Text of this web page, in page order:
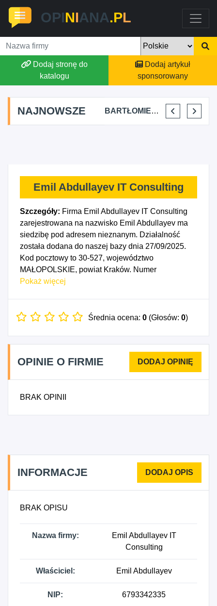
OPINIANA.PL
Dodaj stronę do
katalogu
Dodaj artykuł
sponsorowany
NAJNOWSZE
FJK-IT FILIP SZYMAŃSKI BARTŁOMIEJ DYLIK CLOUDY AFFAIRS INTERNATIONAL KRYSTIAN PISULA
Emil Abdullayev IT Consulting
Szczegóły: Firma Emil Abdullayev IT Consulting
zarejestrowana na nazwisko Emil Abdullayev ma
siedzibę pod adresem nieznanym. Działalność
została dodana do naszej bazy dnia 27/09/2025.
Kod pocztowy to 30-527, województwo
MAŁOPOLSKIE, powiat Kraków. Numer
Identyfikacji Podatkowej NIP to 6793342335, a
rozpoczęcia działalności gospodarczej przypada
6220B - Pozostała działalność związana z
doradztwem w zakresie informatyki oraz
zarządzaniem urządzeniami informatycznymi,
zakresie technologii informatycznych i
Pokaż więcej
Średnia ocena: 0 (Głosów: 0)
OPINIE O FIRMIE
BRAK OPINII
INFORMACJE
BRAK OPISU
Nazwa firmy:
Emil Abdullayev IT
Consulting
Właściciel: Emil Abdullayev
NIP: 6793342335